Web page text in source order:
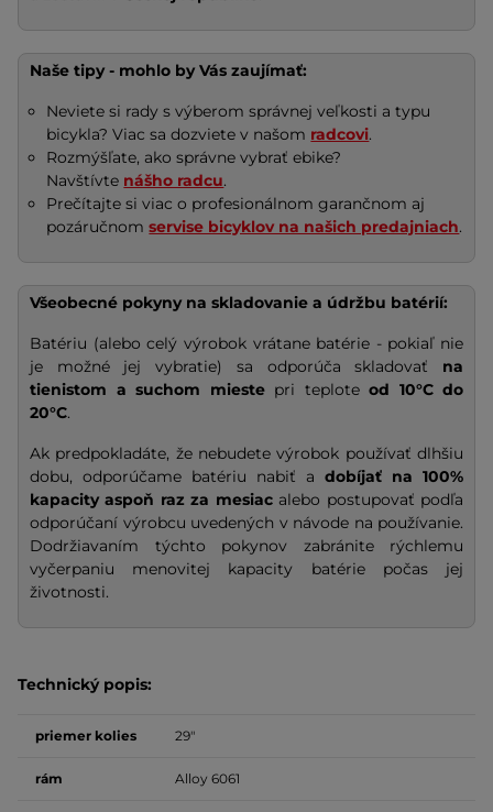
Naše tipy - mohlo by Vás zaujímať:
Neviete si rady s výberom správnej veľkosti a typu
bicykla? Viac sa dozviete v našom radcovi.
Rozmýšľate, ako správne vybrať ebike?
Navštívte nášho radcu.
Prečítajte si viac o profesionálnom garančnom aj
pozáručnomservise bicyklov na našich predajniach.
Všeobecné pokyny na skladovanie a údržbu batérií:
Batériu (alebo celý výrobok vrátane batérie - pokiaľ nie
je možné jej vybratie) sa odporúča skladovať na
tienistom a suchom miestepri teplote od 10°C do
20°C.
Ak predpokladáte, že nebudete výrobok používať dlhšiu
dobu, odporúčame batériu nabiť a dobíjať na 100%
kapacity aspoň raz za mesiacalebo postupovať podľa
odporúčaní výrobcu uvedených v návode na používanie.
Dodržiavaním týchto pokynov zabránite rýchlemu
vyčerpaniu menovitej kapacity batérie počas jej
životnosti.
Technický popis:
priemer kolies 29"
rám Alloy 6061